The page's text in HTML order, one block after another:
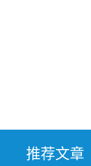
推荐文章